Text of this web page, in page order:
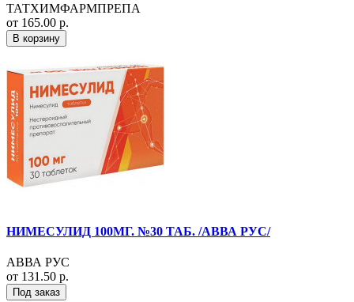
ТАТХИМФАРМПРЕПА
от 165.00 р.
В корзину
НИМЕСУЛИД 100МГ. №30 ТАБ. /АВВА РУС/
АВВА РУС
от 131.50 р.
Под заказ